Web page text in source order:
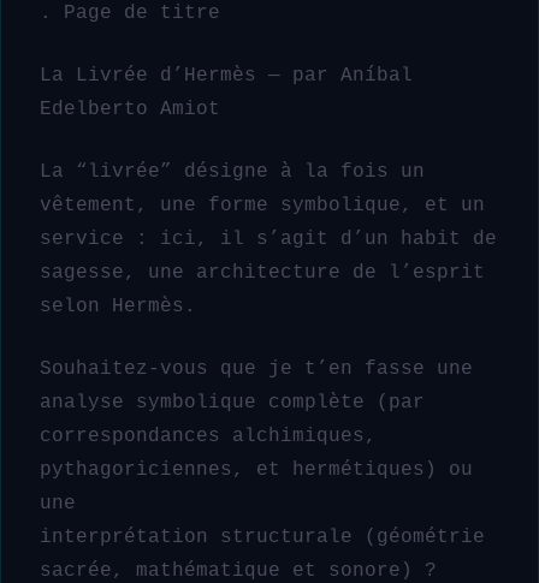
. Page de titre
La Livrée d’Hermès — par Aníbal
Edelberto Amiot
La “livrée” désigne à la fois un
vêtement, une forme symbolique, et un
service : ici, il s’agit d’un habit de
sagesse, une architecture de l’esprit
selon Hermès.
Souhaitez-vous que je t’en fasse une
analyse symbolique complète (par
correspondances alchimiques,
pythagoriciennes, et hermétiques) ou
une
interprétation structurale (géométrie
sacrée, mathématique et sonore) ?